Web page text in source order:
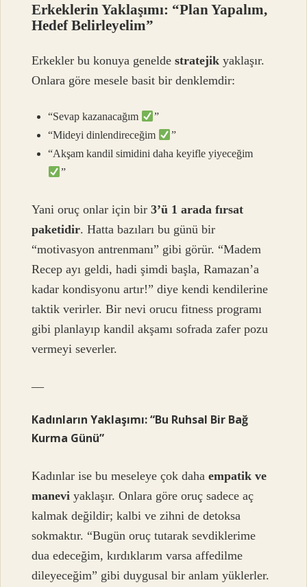
Erkeklerin Yaklaşımı: “Plan Yapalım,
Hedef Belirleyelim”
Erkekler bu konuya geneldestratejik yaklaşır.
Onlara göre mesele basit bir denklemdir:
“Sevap kazanacağım
”
“Mideyi dinlendireceğim
”
“Akşam kandil simidini daha keyifle yiyeceğim
”
Yani oruç onlar için bir3’ü 1 arada fırsat
paketidir. Hatta bazıları bu günü bir
“motivasyon antrenmanı” gibi görür. “Madem
Recep ayı geldi, hadi şimdi başla, Ramazan’a
kadar kondisyonu artır!” diye kendi kendilerine
taktik verirler. Bir nevi orucu fitness programı
gibi planlayıp kandil akşamı sofrada zafer pozu
vermeyi severler.
—
Kadınların Yaklaşımı: “Bu Ruhsal Bir Bağ
Kurma Günü”
Kadınlar ise bu meseleye çok dahaempatik ve
manevi yaklaşır. Onlara göre oruç sadece aç
kalmak değildir; kalbi ve zihni de detoksa
sokmaktır. “Bugün oruç tutarak sevdiklerime
dua edeceğim, kırdıklarım varsa affedilme
dileyeceğim” gibi duygusal bir anlam yüklerler.